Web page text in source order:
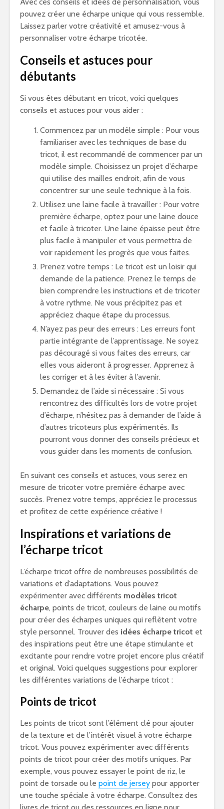
pouvez créer une écharpe unique qui vous ressemble.
Laissez parler votre créativité et amusez-vous à
personnaliser votre écharpe tricotée.
Conseils et astuces pour
débutants
Si vous êtes débutant en tricot, voici quelques
conseils et astuces pour vous aider :
Commencez par un modèle simple : Pour vous
familiariser avec les techniques de base du
tricot, il est recommandé de commencer par un
modèle simple. Choisissez un projet d’écharpe
qui utilise des mailles endroit, afin de vous
concentrer sur une seule technique à la fois.
Utilisez une laine facile à travailler : Pour votre
première écharpe, optez pour une laine douce
et facile à tricoter. Une laine épaisse peut être
plus facile à manipuler et vous permettra de
voir rapidement les progrès que vous faites.
Prenez votre temps : Le tricot est un loisir qui
demande de la patience. Prenez le temps de
bien comprendre les instructions et de tricoter
à votre rythme. Ne vous précipitez pas et
appréciez chaque étape du processus.
N’ayez pas peur des erreurs : Les erreurs font
partie intégrante de l’apprentissage. Ne soyez
pas découragé si vous faites des erreurs, car
elles vous aideront à progresser. Apprenez à
les corriger et à les éviter à l’avenir.
Demandez de l’aide si nécessaire : Si vous
rencontrez des difficultés lors de votre projet
d’écharpe, n’hésitez pas à demander de l’aide à
d’autres tricoteurs plus expérimentés. Ils
pourront vous donner des conseils précieux et
vous guider dans les moments de confusion.
En suivant ces conseils et astuces, vous serez en
mesure de tricoter votre première écharpe avec
succès. Prenez votre temps, appréciez le processus
et profitez de cette expérience créative !
Inspirations et variations de
l’écharpe tricot
L’écharpe tricot offre de nombreuses possibilités de
variations et d’adaptations. Vous pouvez
expérimenter avec différents modèles tricot
écharpe, points de tricot, couleurs de laine ou motifs
pour créer des écharpes uniques qui reflètent votre
style personnel. Trouver des idées écharpe tricot et
des inspirations peut être une étape stimulante et
excitante pour rendre votre projet encore plus créatif
et original. Voici quelques suggestions pour explorer
les différentes variations de l’écharpe tricot :
Points de tricot
Les points de tricot sont l’élément clé pour ajouter
de la texture et de l’intérêt visuel à votre écharpe
tricot. Vous pouvez expérimenter avec différents
points de tricot pour créer des motifs uniques. Par
exemple, vous pouvez essayer le point de riz, le
point de torsade ou le point de jersey pour apporter
une touche spéciale à votre écharpe. Consultez des